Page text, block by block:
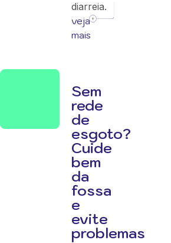
diarreia.
veja
mais
Sem
rede
de
esgoto?
Cuide
bem
da
fossa
e
evite
problemas